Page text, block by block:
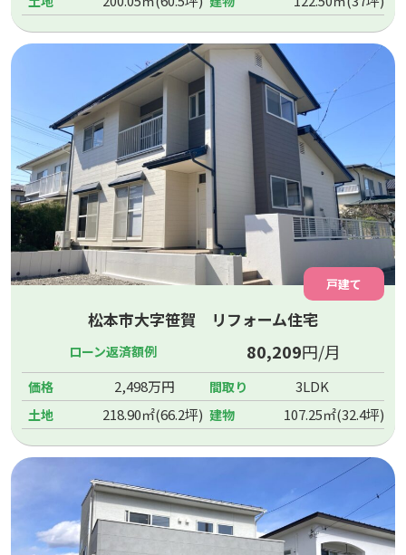
戸建て
松本市大字笹賀 リフォーム住宅
ローン返済額例 80,209円/月
価格 2,498万円 間取り 3LDK
土地 218.90㎡(66.2坪) 建物 107.25㎡(32.4坪)